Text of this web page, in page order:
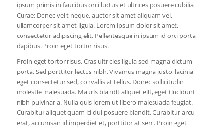
ipsum primis in faucibus orci luctus et ultrices posuere cubilia
Curae; Donec velit neque, auctor sit amet aliquam vel,
ullamcorper sit amet ligula. Lorem ipsum dolor sit amet,
consectetur adipiscing elit. Pellentesque in ipsum id orci porta
dapibus. Proin eget tortor risus.
Proin eget tortor risus. Cras ultricies ligula sed magna dictum
porta. Sed porttitor lectus nibh. Vivamus magna justo, lacinia
eget consectetur sed, convallis at tellus. Donec sollicitudin
molestie malesuada. Mauris blandit aliquet elit, eget tincidunt
nibh pulvinar a. Nulla quis lorem ut libero malesuada feugiat.
Curabitur aliquet quam id dui posuere blandit. Curabitur arcu
erat, accumsan id imperdiet et, porttitor at sem. Proin eget